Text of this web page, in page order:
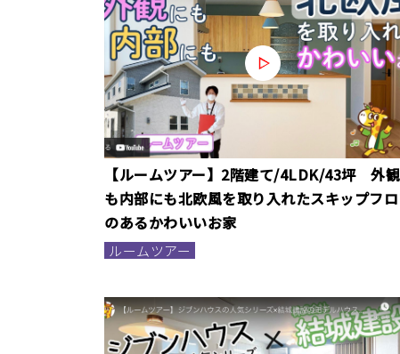
【ルームツアー】2階建て/4LDK/43坪 外
も内部にも北欧風を取り入れたスキップフ
のあるかわいいお家
ルームツアー